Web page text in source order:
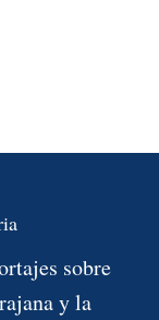
sobre
y la